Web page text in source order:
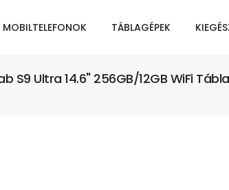
MOBILTELEFONOK TÁBLAGÉPEK
S9 Ultra 14.6" 256GB/12GB WiFi